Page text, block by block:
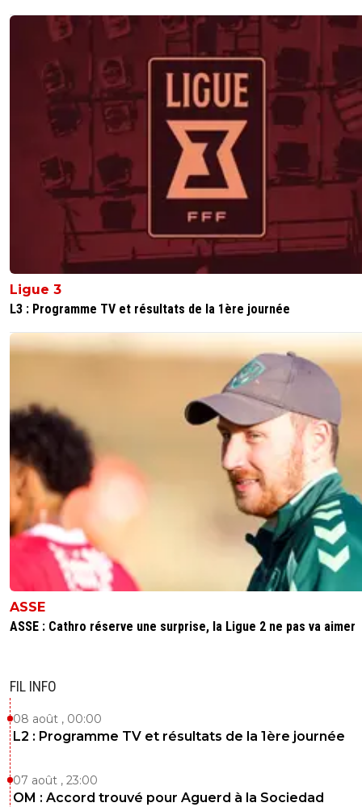
Ligue 3
L3 : Programme TV et résultats de la 1ère journée
ASSE
ASSE : Cathro réserve une surprise, la Ligue 2 ne pas va aimer
FIL INFO
08 août , 00:00
L2 : Programme TV et résultats de la 1ère journée
07 août , 23:00
OM : Accord trouvé pour Aguerd à la Sociedad